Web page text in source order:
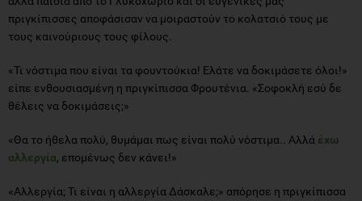
πριγκίπισσες αποφάσισαν να μοιραστούν το κολατσιό τους με
τους καινούριους τους φίλους.
«Τι νόστιμα που είναι τα φουντούκια! Ελάτε να δοκιμάσετε όλοι!»
είπε ενθουσιασμένη η πριγκίπισσα Φρουτένια. «Σοφοκλή εσύ δε
θέλεις να δοκιμάσεις;»
«Θα το ήθελα πολύ, θυμάμαι πως είναι πολύ νόστιμα.. Αλλά έχω
αλλεργία, επομένως δεν κάνει!»
«Αλλεργία; Τι είναι η αλλεργία Δάσκαλε;» απόρησε η πριγκίπισσα